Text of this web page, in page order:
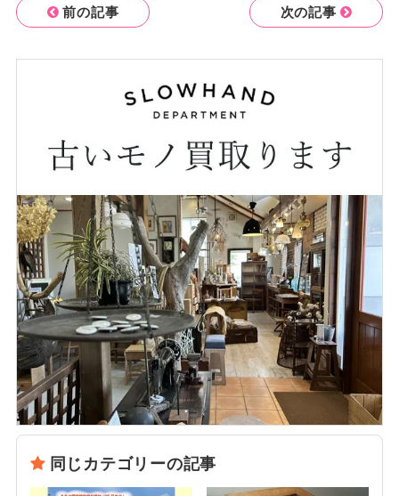
前の記事 次の記事
同じカテゴリーの記事